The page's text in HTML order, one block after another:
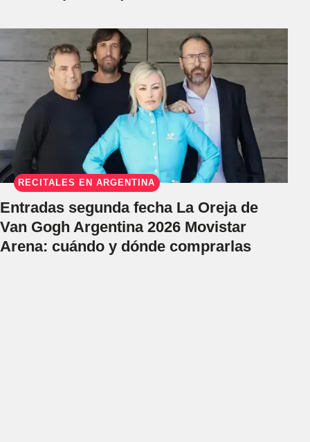
RECITALES EN ARGENTINA
Entradas segunda fecha La Oreja de
Van Gogh Argentina 2026 Movistar
Arena: cuándo y dónde comprarlas